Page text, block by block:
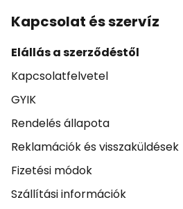
Kapcsolat és szervíz
Elállás a szerződéstől
Kapcsolatfelvetel
GYIK
Rendelés állapota
Reklamációk és visszaküldések
Fizetési módok
Szállítási információk